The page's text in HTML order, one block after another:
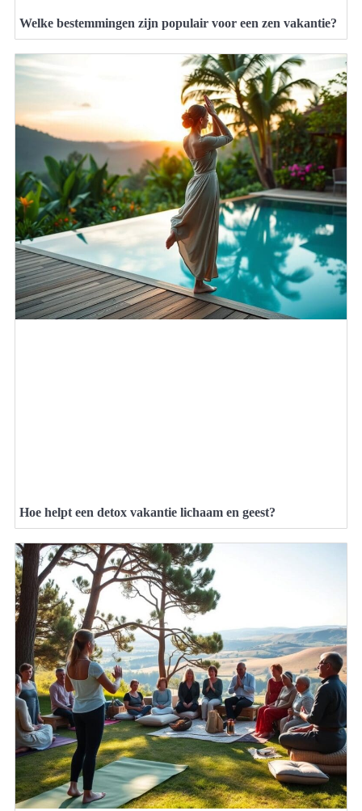
Welke bestemmingen zijn populair voor een zen vakantie?
Hoe helpt een detox vakantie lichaam en geest?